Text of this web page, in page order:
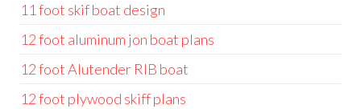
11 foot skif boat design
12 foot aluminum jon boat plans
12 foot Alutender RIB boat
12 foot plywood skiff plans